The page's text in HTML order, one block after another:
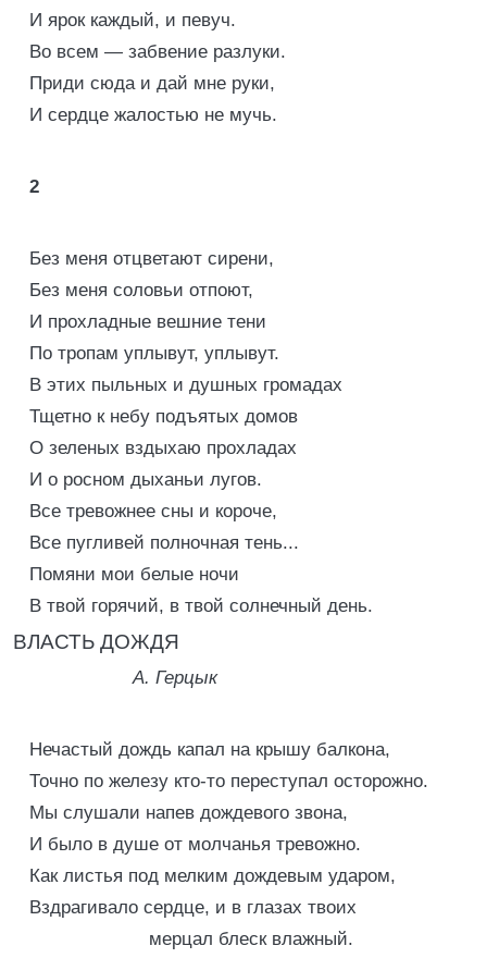
И ярок каждый, и певуч.
Во всем — забвение разлуки.
Приди сюда и дай мне руки,
И сердце жалостью не мучь.
2
Без меня отцветают сирени,
Без меня соловьи отпоют,
И прохладные вешние тени
По тропам уплывут, уплывут.
В этих пыльных и душных громадах
Тщетно к небу подъятых домов
О зеленых вздыхаю прохладах
И о росном дыханьи лугов.
Все тревожнее сны и короче,
Все пугливей полночная тень...
Помяни мои белые ночи
В твой горячий, в твой солнечный день.
ВЛАСТЬ ДОЖДЯ
А. Герцык
Нечастый дождь капал на крышу балкона,
Точно по железу кто-то переступал осторожно.
Мы слушали напев дождевого звона,
И было в душе от молчанья тревожно.
Как листья под мелким дождевым ударом,
Вздрагивало сердце, и в глазах твоих
мерцал блеск влажный.